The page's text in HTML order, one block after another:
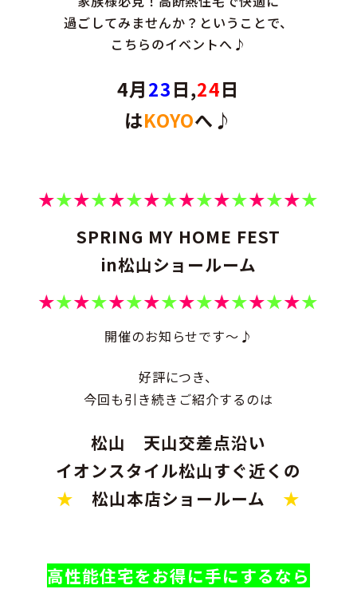
過ごしてみませんか？ということで、
こちらのイベントへ♪
4月23日,24日
はKOYOへ♪
★★★★★★★★★★★★★★★★
SPRING MY HOME FEST
in松山ショールーム
★★★★★★★★★★★★★★★★
開催のお知らせです～♪
好評につき、
今回も引き続きご紹介するのは
松山 天山交差点沿い
イオンスタイル松山すぐ近くの
★
松山本店ショールーム ★
高性能住宅をお得に手にするなら